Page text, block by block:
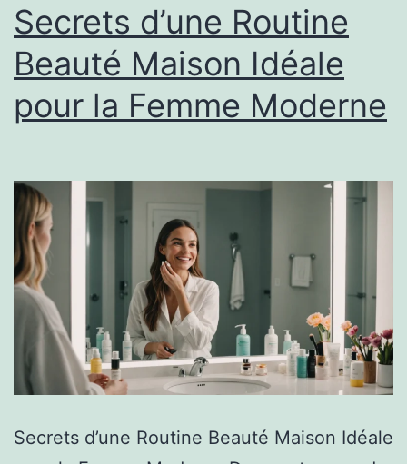
Secrets d’une Routine
Beauté Maison Idéale
pour la Femme Moderne
Secrets d’une Routine Beauté Maison Idéale